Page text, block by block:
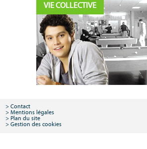
VIE COLLECTIVE
Contact
Mentions légales
Plan du site
Gestion des cookies